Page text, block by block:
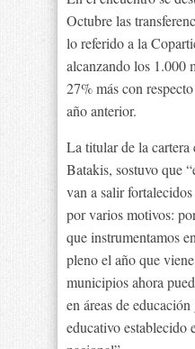
Octubre las
lo referido a la
alcanzando los 1.000
27% más con
año anterior.
La titular de la
Batakis, sostuvo que
van a salir
por varios motivos:
que instrumentamos
pleno el año que
municipios ahora
en áreas de
educativo establecido